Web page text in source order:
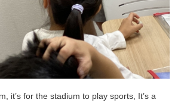
it’s for the stadium to play sports, It’s a